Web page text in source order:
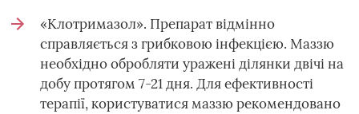
«Клотримазол». Препарат відмінно
справляється з грибковою інфекцією. Маззю
необхідно обробляти уражені ділянки двічі на
добу протягом 7-21 дня. Для ефективності
терапії, користуватися маззю рекомендовано